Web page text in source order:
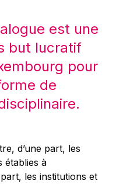
est une
but lucratif
pour
de
d’une part, les
établies à
les institutions et